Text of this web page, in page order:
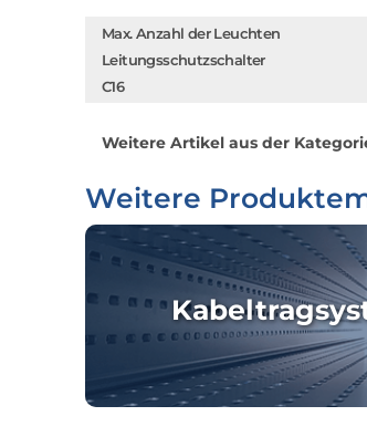
Max. Anzahl der Leuchten
Leitungsschutzschalter
C16
Weitere Artikel aus der
Weitere